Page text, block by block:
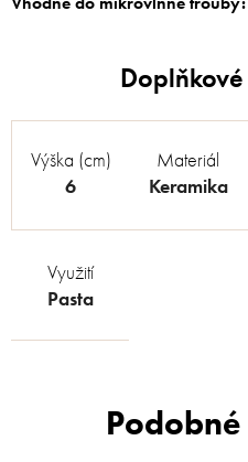
Výška (cm)
6
Materiál
Keramika
Využití
Pasta